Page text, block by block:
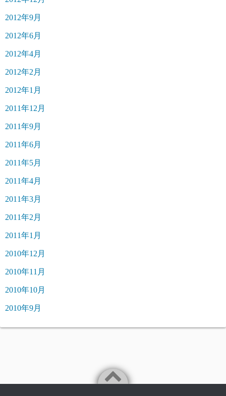
2012年9月
2012年6月
2012年4月
2012年2月
2012年1月
2011年12月
2011年9月
2011年6月
2011年5月
2011年4月
2011年3月
2011年2月
2011年1月
2010年12月
2010年11月
2010年10月
2010年9月